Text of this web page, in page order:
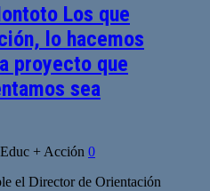
Los que
lo hacemos
proyecto que
sea
+ Acción 0
el Director de Orientación